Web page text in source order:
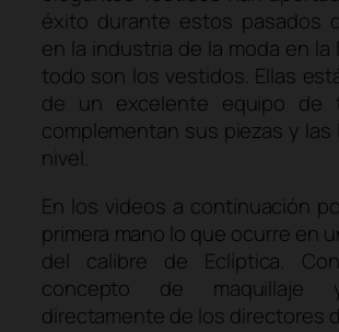
éxito durante estos pasados
en la industria de la moda en la
todo son los vestidos. Ellas
de un excelente equipo de
complementan sus piezas y las
nivel.
En los videos a continuación
primera mano lo que ocurre en
del calibre de Eclíptica.
concepto de maquillaje
directamente de los directores